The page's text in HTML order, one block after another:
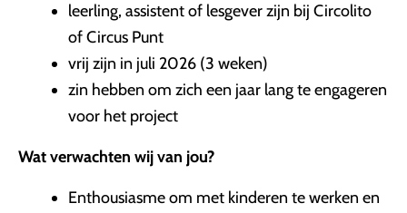
leerling, assistent of lesgever zijn bij Circolito
of Circus Punt
vrij zijn in juli 2026 (3 weken)
zin hebben om zich een jaar lang te engageren
voor het project
Wat verwachten wij van jou?
Enthousiasme om met kinderen te werken en